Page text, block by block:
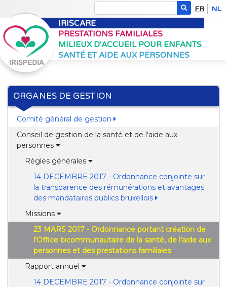
FR NL
IRISCARE
PRESTATIONS FAMILIALES
MILIEUX D'ACCUEIL POUR ENFANTS
SANTÉ ET AIDE AUX PERSONNES
ORGANES DE GESTION
Comité général de gestion
Conseil de gestion de la santé et de l'aide aux
personnes
Règles générales
14 DECEMBRE 2017 - Ordonnance conjointe sur
la transparence des rémunérations et avantages
des mandataires publics bruxellois
Missions
23 MARS 2017 - Ordonnance portant création de
l'Office bicommunautaire de la santé, de l'aide aux
personnes et des prestations familiales
Rapport annuel
14 DECEMBRE 2017 - Ordonnance conjointe sur